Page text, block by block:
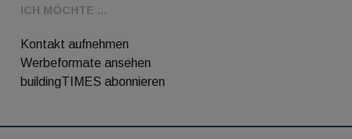
ICH MÖCHTE ...
Kontakt aufnehmen
Werbeformate ansehen
buildingTIMES abonnieren